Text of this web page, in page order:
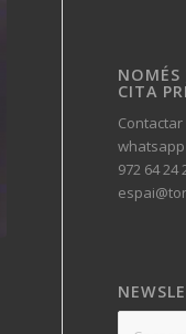
NOMÉS
CITA
whatsapp
972 64 24